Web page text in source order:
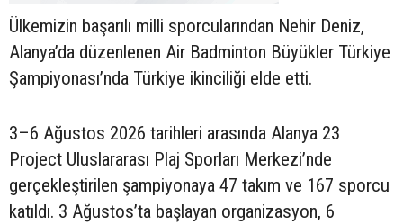
Ülkemizin başarılı milli sporcularından Nehir Deniz,
Alanya’da düzenlenen Air Badminton Büyükler Türkiye
Şampiyonası’nda Türkiye ikinciliği elde etti.
3–6 Ağustos 2026 tarihleri arasında Alanya 23
Project Uluslararası Plaj Sporları Merkezi’nde
gerçekleştirilen şampiyonaya 47 takım ve 167 sporcu
katıldı. 3 Ağustos’ta başlayan organizasyon, 6